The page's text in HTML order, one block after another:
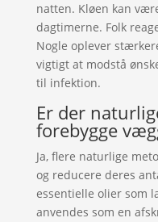
natten. Kløen kan
dagtimerne. Folk
Nogle oplever
vigtigt at modstå
til infektion.
Er der
forebygge
Ja, flere naturlige
og reducere deres
essentielle olier som
anvendes som en